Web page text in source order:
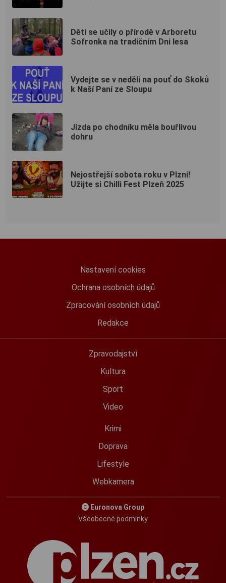
Děti se učily o přírodě v Arboretu
Sofronka na tradičním Dni lesa
Vydejte se v neděli na pouť do Skoků
k Naší Paní ze Sloupu
Jízda po chodníku měla bouřlivou
dohru
Nejostřejší sobota roku v Plzni!
Užijte si Chilli Fest Plzeň 2025
Nastavení cookies
Ochrana osobních údajů
Zpracování osobních údajů
Redakce
Zpravodajství
Kultura
Sport
Video
Krimi
Doprava
Lifestyle
Webkamera
Euronova Group
Všeobecné podmínky